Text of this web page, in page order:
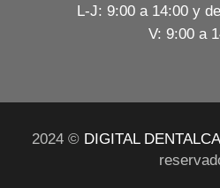
L-J: 9:00 a 14:00 y
V: 9:00 a
2024 © DIGITAL